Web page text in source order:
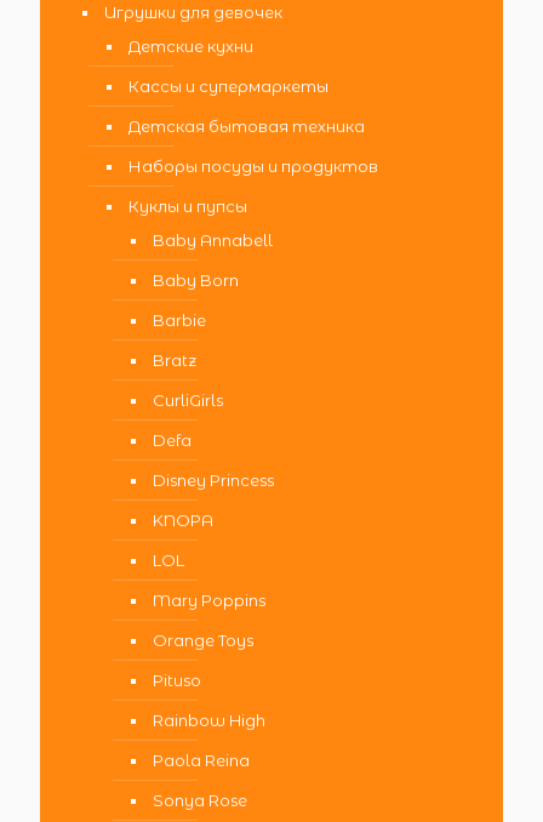
Игрушки для девочек
Детские кухни
Кассы и супермаркеты
Детская бытовая техника
Наборы посуды и продуктов
Куклы и пупсы
Baby Annabell
Baby Born
Barbie
Bratz
CurliGirls
Defa
Disney Princess
KNOPA
LOL
Mary Poppins
Orange Toys
Pituso
Rainbow High
Paola Reina
Sonya Rose